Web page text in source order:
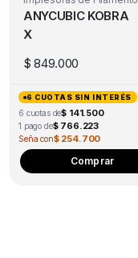
ANYCUBIC KOBRA
X
$ 849.000
6 CUOTAS SIN INTERÉS
6 cuotas de$ 141.500
1 pago de$ 766.223
Seña con$ 254.700
Comprar